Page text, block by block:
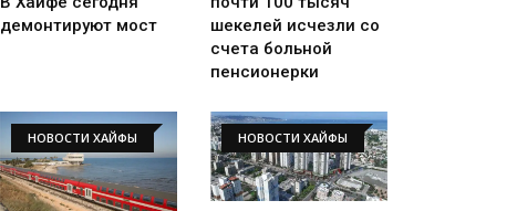
демонтируют мост
шекелей исчезли со
счета больной
пенсионерки
НОВОСТИ ХАЙФЫ НОВОСТИ ХАЙФЫ